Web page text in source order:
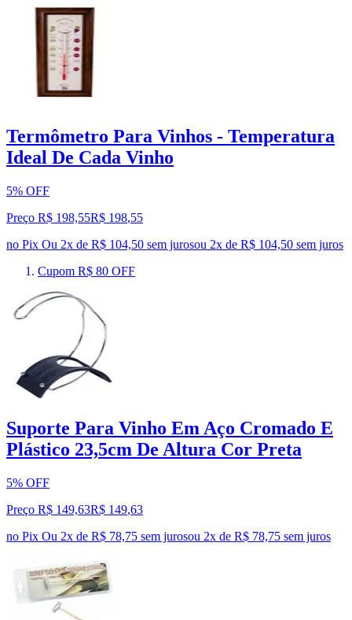
Termômetro Para Vinhos - Temperatura
Ideal De Cada Vinho
5% OFF
Preço R$ 198,55R$ 198,55
no Pix Ou 2x de R$ 104,50 sem jurosou 2x de R$ 104,50 sem juros
Cupom R$ 80 OFF
Suporte Para Vinho Em Aço Cromado E
Plástico 23,5cm De Altura Cor Preta
5% OFF
Preço R$ 149,63R$ 149,63
no Pix Ou 2x de R$ 78,75 sem jurosou 2x de R$ 78,75 sem juros